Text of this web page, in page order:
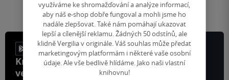
stránku
Knihy, recenze a klubové výhody
ve vaší kapse a naší appce KDčko
využíváme ke shromažďování a analýze informací,
aby náš e-shop dobře fungoval a mohli jsme ho
nadále zlepšovat. Také nám pomáhají ukazovat
lepší a cílenější reklamu. Žádných 50 odstínů, ale
klidně Vergilia v originále. Váš souhlas může předat
marketingovým platformám i některé vaše osobní
údaje. Ale vše bedlivě hlídáme. Jako naši vlastní
knihovnu!